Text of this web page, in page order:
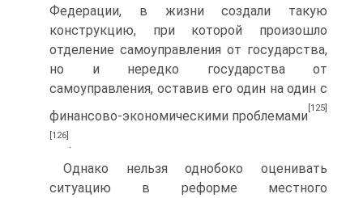
Федерации, в жизни создали такую
конструкцию, при которой произошло
отделение самоуправления от государства,
но и нередко государства от
самоуправления, оставив его один на один с
финансово-экономическими проблемами
[125]
[126]
.
Однако нельзя однобоко оценивать
ситуацию в реформе местного